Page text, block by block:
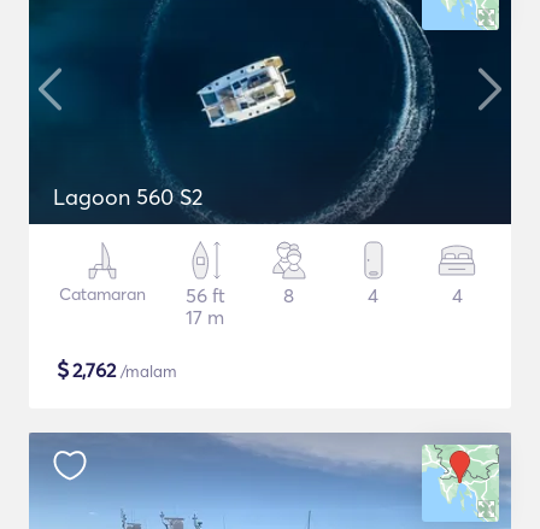
Lagoon 560 S2
Catamaran
56 ft
17 m
8 4 4
$2,762/malam